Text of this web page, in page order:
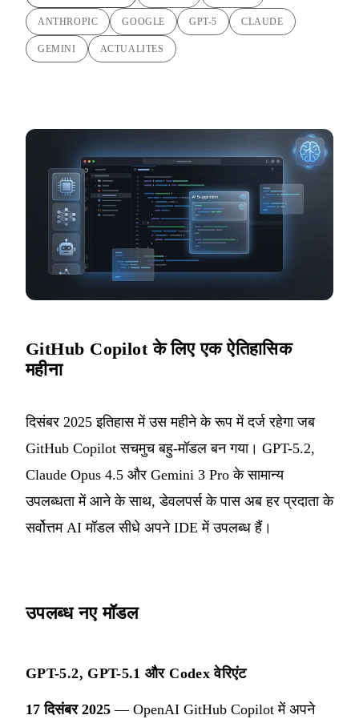
ANTHROPIC GOOGLE GPT-5 CLAUDE
GEMINI ACTUALITES
GitHub Copilot के लिए एक ऐतिहासिक
महीना
दिसंबर 2025 इतिहास में उस महीने के रूप में दर्ज रहेगा जब
GitHub Copilot सचमुच बहु-मॉडल बन गया। GPT-5.2,
Claude Opus 4.5 और Gemini 3 Pro के सामान्य
उपलब्धता में आने के साथ, डेवलपर्स के पास अब हर प्रदाता के
सर्वोत्तम AI मॉडल सीधे अपने IDE में उपलब्ध हैं।
उपलब्ध नए मॉडल
GPT-5.2, GPT-5.1 और Codex वेरिएंट
17 दिसंबर 2025 — OpenAI GitHub Copilot में अपने